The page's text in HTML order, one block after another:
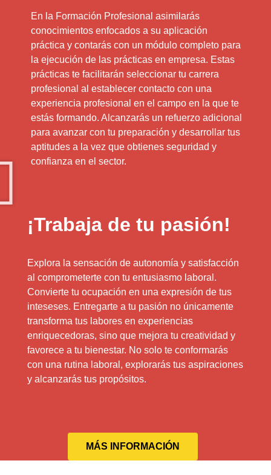
En la Formación Profesional asimilarás
conocimientos enfocados a su aplicación
práctica y contarás con un módulo completo para
la ejecución de las prácticas en empresa. Estas
prácticas te facilitarán seleccionar tu carrera
profesional al establecer contacto con una
experiencia profesional en el campo en la que te
estás formando. Alcanzarás un refuerzo adicional
para avanzar con tu preparación y desarrollar tus
aptitudes a la vez que obtienes seguridad y
confianza en el sector.
¡Trabaja de tu pasión!
Explora la sensación de autonomía y satisfacción
al comprometerte con tu entusiasmo laboral.
Convierte tu ocupación en una expresión de tus
inteseses. Entregarte a tu pasión no únicamente
transforma tus labores en experiencias
enriquecedoras, sino que mejora tu creatividad y
favorece a tu bienestar. No solo te conformarás
con una rutina laboral, explorarás tus aspiraciones
y alcanzarás tus propósitos.
MÁS INFORMACIÓN